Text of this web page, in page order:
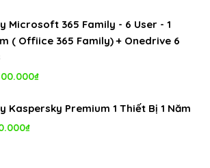
là:
tại
Microsoft 365 Family - 6 User - 1
( Offiice 365 Family) + Onedrive 6
₫
Kaspersky Premium 1 Thiết Bị 1 Năm
₫